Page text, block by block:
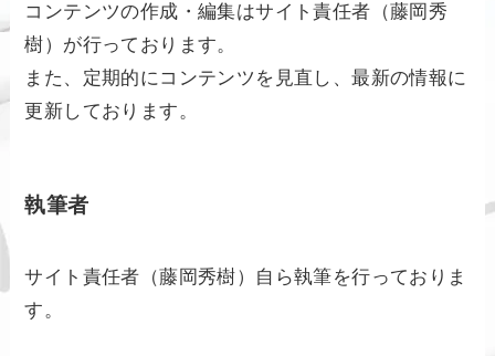
コンテンツの作成・編集はサイト責任者（藤岡秀
樹）が行っております。
また、定期的にコンテンツを見直し、最新の情報に
更新しております。
執筆者
サイト責任者（藤岡秀樹）自ら執筆を行っておりま
す。